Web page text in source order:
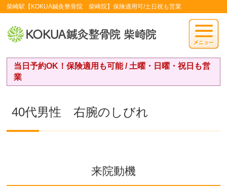
柴崎駅【KOKUA鍼灸整骨院 柴崎院】保険適用可/土日祝も営業
当日予約OK！保険適用も可能 / 土曜・日曜・祝日も営
業
40代男性 右腕のしびれ
来院動機